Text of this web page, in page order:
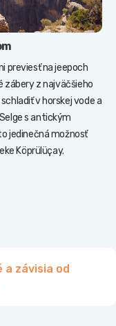
previesť na jeepoch
zábery z najväčšieho
v horskej vode a
s antickým
jedinečná možnosť
Köprülüçay.
a závisia od